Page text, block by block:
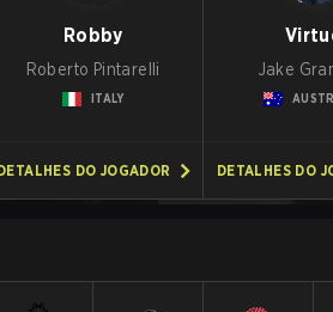
Robby
Roberto Pintarelli
ITALY
DO JOGADOR
Jake
DETALHES DO